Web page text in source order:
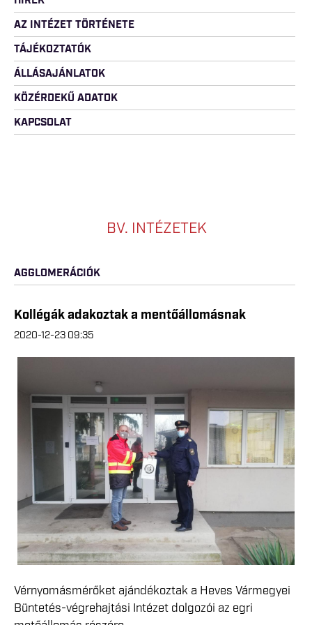
AZ INTÉZET TÖRTÉNETE
TÁJÉKOZTATÓK
ÁLLÁSAJÁNLATOK
KÖZÉRDEKŰ ADATOK
KAPCSOLAT
BV. INTÉZETEK
AGGLOMERÁCIÓK
Kollégák adakoztak a mentőállomásnak
2020-12-23 09:35
Vérnyomásmérőket ajándékoztak a Heves Vármegyei
Büntetés-végrehajtási Intézet dolgozói az egri